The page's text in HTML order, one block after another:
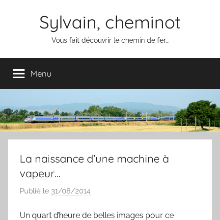
Sylvain, cheminot
Vous fait découvrir le chemin de fer…
Menu
La naissance d’une machine à
vapeur…
Publié le 31/08/2014
r
Un quart d’heure de belles images pour ce